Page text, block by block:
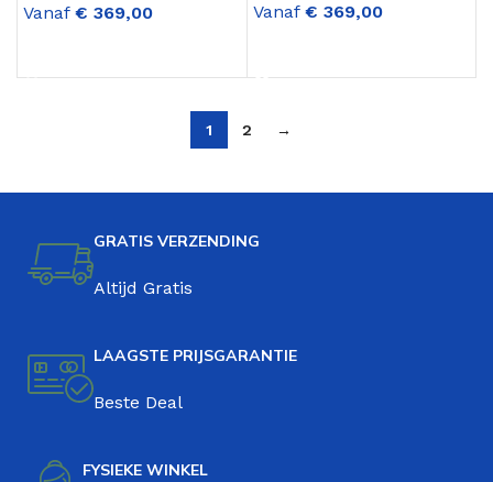
Vanaf € 369,00 Vanaf € 369,00
1 2 →
GRATIS VERZENDING
Altijd Gratis
LAAGSTE PRIJSGARANTIE
Beste Deal
FYSIEKE WINKEL